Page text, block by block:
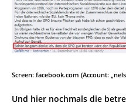
Screen: facebook.com (Account:
Und hier nochmals die